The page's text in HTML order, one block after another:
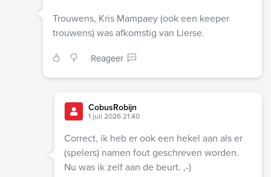
Trouwens, Kris Mampaey (ook een keeper
trouwens) was afkomstig van Lierse.
Reageer
CobusRobijn
1 juli 2026 21:40
Correct, ik heb er ook een hekel aan als er
(spelers) namen fout geschreven worden.
Nu was ik zelf aan de beurt. ,-)